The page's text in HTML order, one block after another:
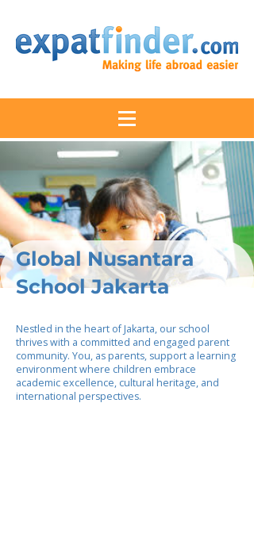
Global Nusantara
School Jakarta
Nestled in the heart of Jakarta, our school
thrives with a committed and engaged parent
community. You, as parents, support a learning
environment where children embrace
academic excellence, cultural heritage, and
international perspectives.